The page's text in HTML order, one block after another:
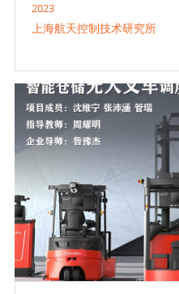
2023
上海航天控制技术研究所